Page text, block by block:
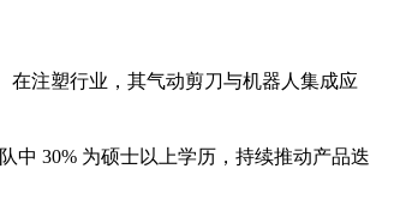
在注塑行业，其气动剪刀与机器人集成应
中 30% 为硕士以上学历，持续推动产品迭